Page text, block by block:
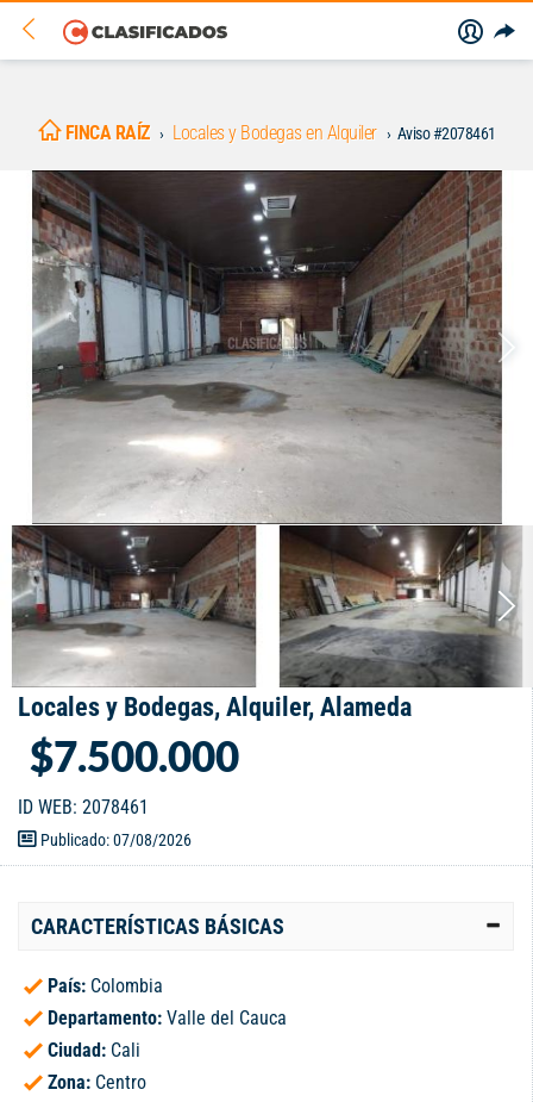
FINCA RAÍZ Locales y Bodegas en Alquiler Aviso #2078461
Locales y Bodegas, Alquiler, Alameda
$7.500.000
ID WEB: 2078461
Publicado: 07/08/2026
CARACTERÍSTICAS BÁSICAS
País: Colombia
Departamento: Valle del Cauca
Ciudad: Cali
Zona: Centro